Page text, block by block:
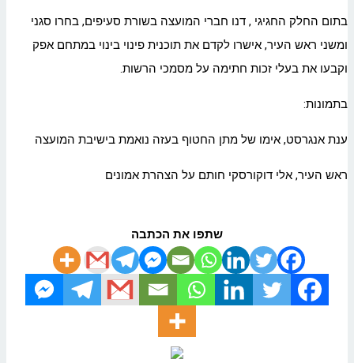
בתום החלק החגיגי , דנו חברי המועצה בשורת סעיפים, בחרו סגני
ומשני ראש העיר, אישרו לקדם את תוכנית פינוי בינוי במתחם אפק
וקבעו את בעלי זכות חתימה על מסמכי הרשות.
בתמונות:
ענת אנגרסט, אימו של מתן החטוף בעזה נואמת בישיבת המועצה
ראש העיר, אלי דוקורסקי חותם על הצהרת אמונים
שתפו את הכתבה